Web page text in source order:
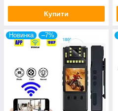
Купити
Новинка –7%